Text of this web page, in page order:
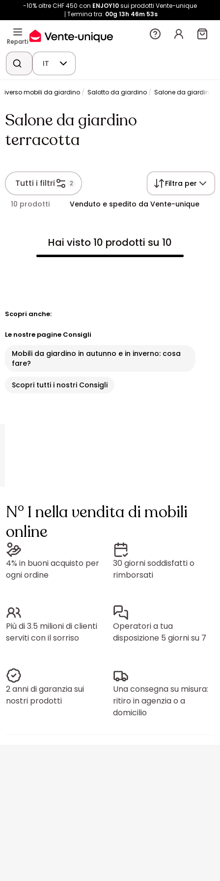
-10% oltre CHF 450 con ENJOY10sui prodotti Vente-unique
Termina tra: 00g 13h 46m 53s
Reparti
IT
mobili da giardino Salotto da giardino Salone da giardino
Salone da giardino
terracotta
Tutti i filtri 2 Filtra per
10 prodotti Venduto e spedito da Vente-unique
Hai visto 10 prodotti su 10
Scopri anche:
Le nostre pagine Consigli
Mobili da giardino in autunno e in inverno: cosa
fare?
Scopri tutti i nostri Consigli
N° 1 nella vendita di mobili
online
4% in buoni acquisto per
ogni ordine
30 giorni soddisfatti o
rimborsati
Più di 3.5 milioni di clienti
serviti con il sorriso
Operatori a tua
disposizione 5 giorni su 7
2 anni di garanzia sui
nostri prodotti
Una consegna su misura:
ritiro in agenzia o a
domicilio